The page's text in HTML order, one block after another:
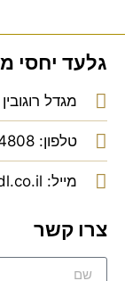
גלעד יחסי
מגדל רוגובין
טלפון: 03-6124808
מייל: office@giladl.co.il
צרו קשר